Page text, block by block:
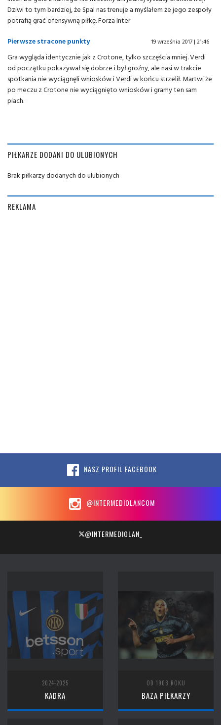
Dziwi to tym bardziej, że Spal nas trenuje a myślałem że jego zespoły
potrafią grać ofensywną piłkę. Forza Inter
Pierwsze stracone punkty
19 września 2017 | 21:46
Gra wygląda identycznie jak z Crotone, tylko szczęścia mniej. Verdi
od początku pokazywał się dobrze i był groźny, ale nasi w trakcie
spotkania nie wyciągnęli wniosków i Verdi w końcu strzelił. Martwi że
po meczu z Crotone nie wyciągnięto wniosków i gramy ten sam
piach.
PIŁKARZE DODANI DO ULUBIONYCH
Brak piłkarzy dodanych do ulubionych
REKLAMA
NASZ PROFIL FACEBOOK
@INTERMEDIOLANCOM
@INTERMEDIOLAN_
2024-2025
KADRA
OD 1908 ROKU
BAZA PIŁKARZY